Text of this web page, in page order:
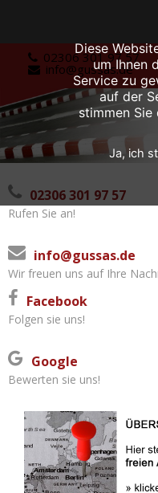
content
02306 301 97 57
info@gussas.de
02306 301 97 57
Rufen Sie an!
info@gussas.de
Wir freuen uns auf Ihre
Facebook
Folgen sie uns!
Google
Bewerten sie uns!
Diese
um Ihnen
Service zu
auf der
stimmen
Ja, ich